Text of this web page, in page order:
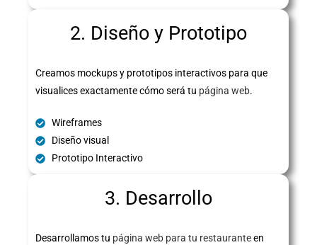
2. Diseño y Prototipo
Creamos mockups y prototipos interactivos para que
visualices exactamente cómo será tu página web.
Wireframes
Diseño visual
Prototipo Interactivo
3. Desarrollo
Desarrollamos tu página web para tu restauranteen